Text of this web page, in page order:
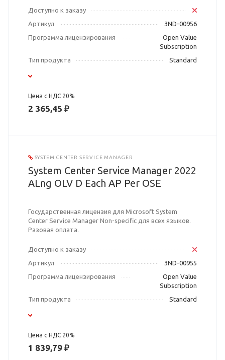
Доступно к заказу
Артикул
3ND-00956
Программа лицензирования
Open Value
Subscription
Тип продукта
Standard
Цена с НДС 20%
2 365,45 ₽
SYSTEM CENTER SERVICE MANAGER
System Center Service Manager 2022
ALng OLV D Each AP Per OSE
Государственная лицензия для Microsoft System
Center Service Manager Non-specific для всех языков.
Разовая оплата.
Доступно к заказу
Артикул
3ND-00955
Программа лицензирования
Open Value
Subscription
Тип продукта
Standard
Цена с НДС 20%
1 839,79 ₽